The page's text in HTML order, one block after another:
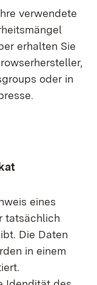
verwendete
erhalten Sie
oder in
eines
tatsächlich
Die Daten
in einem